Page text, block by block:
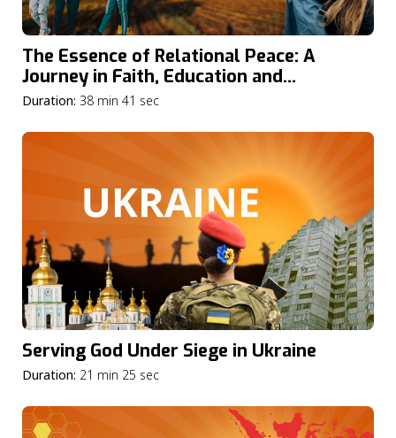
The Essence of Relational Peace: A
Journey in Faith, Education and
Community
Duration: 38 min 41 sec
Serving God Under Siege in Ukraine
Duration: 21 min 25 sec